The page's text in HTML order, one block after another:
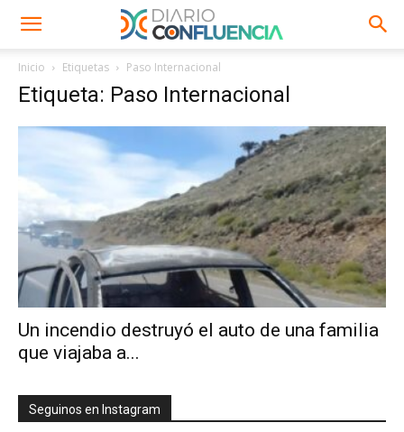
Inicio Etiquetas Paso Internacional
Etiqueta: Paso Internacional
Un incendio destruyó el auto de una familia
que viajaba a...
Seguinos en Instagram